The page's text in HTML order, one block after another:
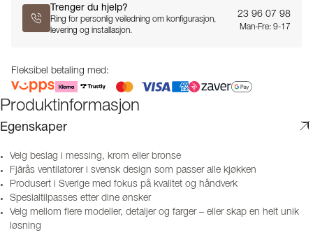
Trenger du hjelp?
Ring for personlig veiledning om konfigurasjon,
levering og installasjon.
23 96 07 98
Man-Fre: 9-17
Fleksibel betaling med:
Produktinformasjon
Egenskaper
Velg beslag i messing, krom eller bronse
Fjärås ventilatorer i svensk design som passer alle kjøkken
Produsert i Sverige med fokus på kvalitet og håndverk
Spesialtilpasses etter dine ønsker
Velg mellom flere modeller, detaljer og farger – eller skap en helt unik
løsning